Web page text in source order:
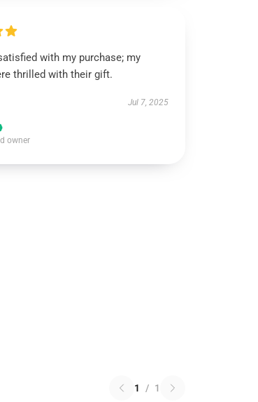
with my purchase; my
thrilled with their gift.
Jul 7, 2025
owner
1 / 1